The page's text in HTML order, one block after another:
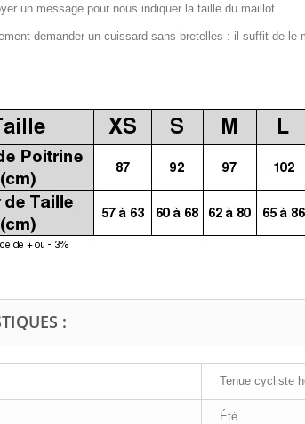
un message pour nous indiquer la taille du maillot.
demander un cuissard sans bretelles : il suffit de
:
Tenue cycliste
Été